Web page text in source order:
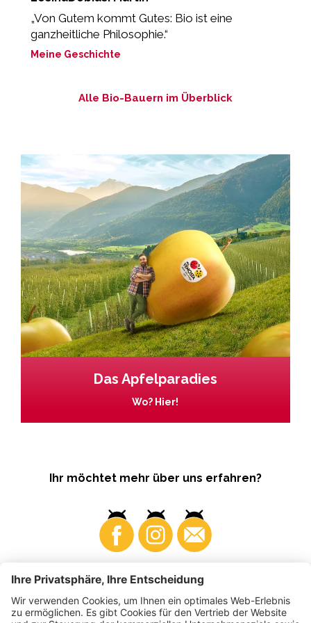
„Von Gutem kommt Gutes: Bio ist eine
ganzheitliche Philosophie.“
Meine Geschichte
Alle Bio-Bauern im Überblick
Das Apfelparadies
Wo? Hier!
Ihr möchtet mehr über uns erfahren?
Business Produzenten